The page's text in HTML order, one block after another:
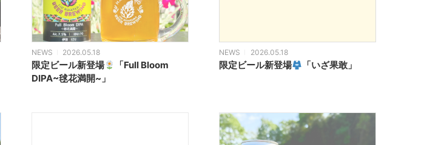
NEWS 2026.05.18
限定ビール新登場
「Full Bloom
DIPA~毬花満開~」
NEWS 2026.05.18
限定ビール新登場 「いざ果敢」